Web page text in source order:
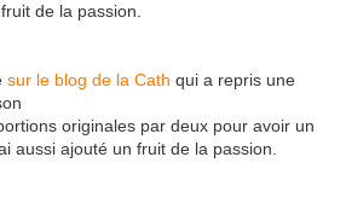
de la passion.
sur le blog de la Cath qui a repris une
originales par deux pour avoir un
aussi ajouté un fruit de la passion.